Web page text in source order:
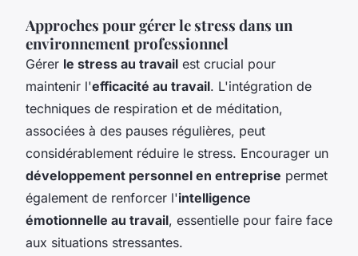
Approches pour gérer le stress dans un
environnement professionnel
Gérer le stress au travail est crucial pour
maintenir l'efficacité au travail. L'intégration de
techniques de respiration et de méditation,
associées à des pauses régulières, peut
considérablement réduire le stress. Encourager un
développement personnel en entreprise permet
également de renforcer l'intelligence
émotionnelle au travail, essentielle pour faire face
aux situations stressantes.